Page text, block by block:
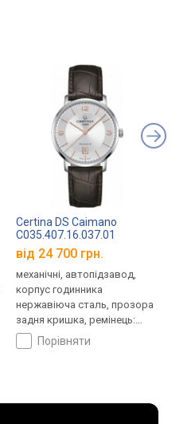
Certina DS Caimano
C035.407.16.037.01
від 24 700 грн.
механічні, автопідзавод,
корпус годинника
нержавіюча сталь, прозора
задня кришка, ремінець:
ремінець шкіряний, WR 100,
Швейцарія
порівняти